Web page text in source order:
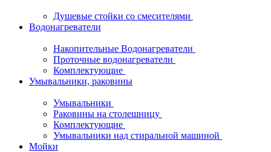
Душевые стойки со смесителями
Водонагреватели
Накопительные Водонагреватели
Проточные водонагреватели
Комплектующие
Умывальники, раковины
Умывальники
Раковины на столешницу
Комплектующие
Умывальники над стиральной машиной
Мойки